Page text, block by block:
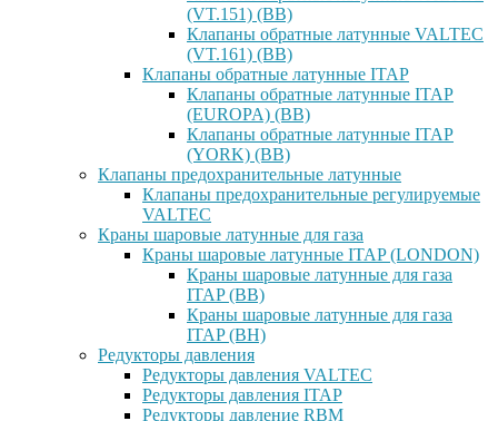
(VT.151) (ВВ)
Клапаны обратные латунные VALTEC
(VT.161) (ВВ)
Клапаны обратные латунные ITAP
Клапаны обратные латунные ITAP
(EUROPA) (ВВ)
Клапаны обратные латунные ITAP
(YORK) (ВВ)
Клапаны предохранительные латунные
Клапаны предохранительные регулируемые
VALTEC
Краны шаровые латунные для газа
Краны шаровые латунные ITAP (LONDON)
Краны шаровые латунные для газа
ITAP (ВВ)
Краны шаровые латунные для газа
ITAP (ВН)
Редукторы давления
Редукторы давления VALTEC
Редукторы давления ITAP
Редукторы давление RBM